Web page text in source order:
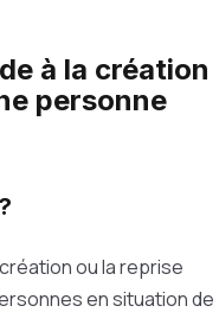
à la création
personne
ou la reprise
en situation de